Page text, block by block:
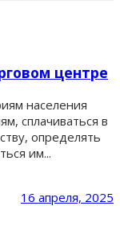
центре
населения
сплачиваться в
определять
им...
16 апреля, 2025